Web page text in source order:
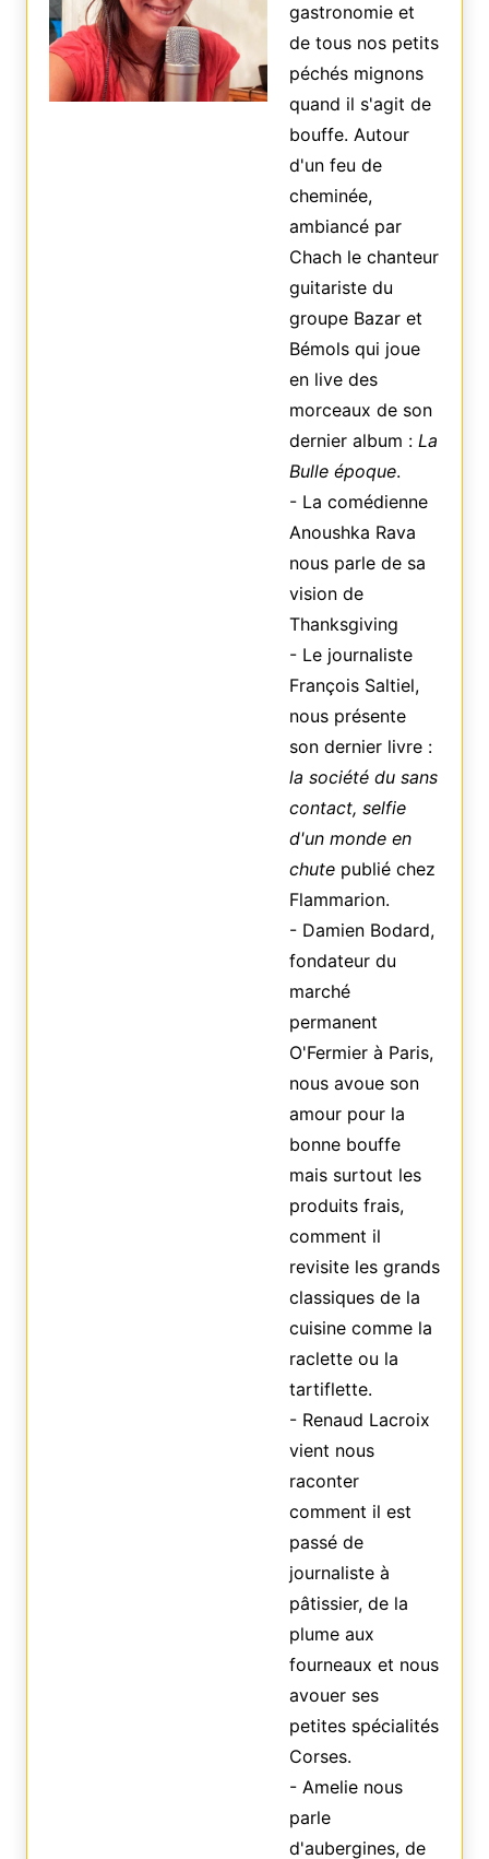
gastronomie et
de tous nos petits
péchés mignons
quand il s'agit de
bouffe. Autour
d'un feu de
cheminée,
ambiancé par
Chach le chanteur
guitariste du
groupe Bazar et
Bémols qui joue
en live des
morceaux de son
dernier album : La
Bulle époque.
- La comédienne
Anoushka Rava
nous parle de sa
vision de
Thanksgiving
- Le journaliste
François Saltiel,
nous présente
son dernier livre :
la société du sans
contact, selfie
d'un monde en
chutepublié chez
Flammarion.
- Damien Bodard,
fondateur du
marché
permanent
O'Fermier à Paris,
nous avoue son
amour pour la
bonne bouffe
mais surtout les
produits frais,
comment il
revisite les grands
classiques de la
cuisine comme la
raclette ou la
tartiflette.
- Renaud Lacroix
vient nous
raconter
comment il est
passé de
journaliste à
pâtissier, de la
plume aux
fourneaux et nous
avouer ses
petites spécialités
Corses.
- Amelie nous
parle
d'aubergines, de